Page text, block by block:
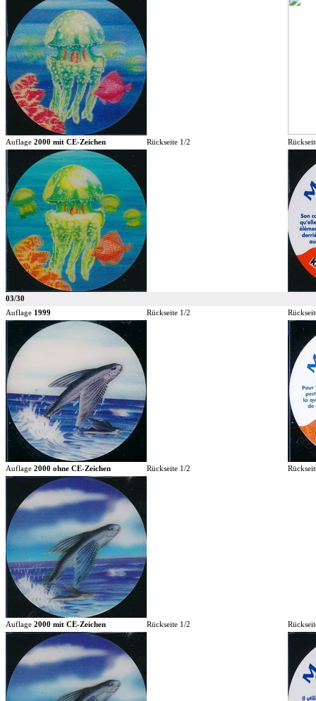
Auflage 2000 mit CE-Zeichen Rückseite 1/2
03/30
Auflage 1999 Rückseite 1/2
Auflage 2000 ohne CE-Zeichen Rückseite 1/2
Auflage 2000 mit CE-Zeichen Rückseite 1/2